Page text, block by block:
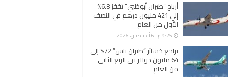
أرباح “طيران أبوظبي” تقفز 6.8%
إلي 421 مليون درهم في النصف
الأول من العام
9:25 م | 6 أغسطس، 2026
تراجع خسائر “طيران ناس” 72% إلى
64 مليون دولار في الربع الثاني
من العام